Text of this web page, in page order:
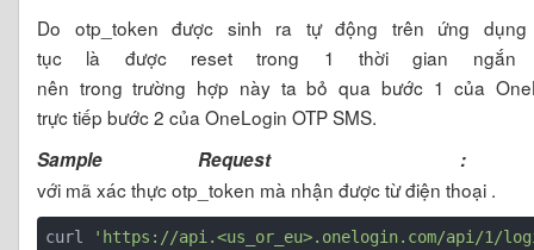
Do otp_token được sinh ra tự động trên ứng
tục là được reset trong 1 thời gian ngắn
nên trong trường hợp này ta bỏ qua bước 1 của
trực tiếp bước 2 của OneLogin OTP SMS.
Sample Request :
với mã xác thực otp_token mà nhận được từ điện thoại .
curl
'https://api.<us_or_eu>.onelogin.com/api/1/